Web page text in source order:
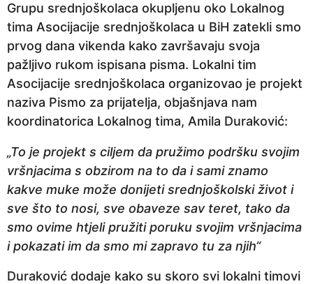
j
e
7
g
o
d
i
n
Grupu srednjoškolaca okupljenu oko Lokalnog
tima Asocijacije srednjoškolaca u BiH zatekli smo
prvog dana vikenda kako završavaju svoja
pažljivo rukom ispisana pisma. Lokalni tim
Asocijacije srednjoškolaca organizovao je projekt
naziva Pismo za prijatelja, objašnjava nam
koordinatorica Lokalnog tima, Amila Duraković:
„To je projekt s ciljem da pružimo podršku svojim
vršnjacima s obzirom na to da i sami znamo
kakve muke može donijeti srednjoškolski život i
sve što to nosi, sve obaveze sav teret, tako da
smo ovime htjeli pružiti poruku svojim vršnjacima
i pokazati im da smo mi zapravo tu za njih“
Duraković dodaje kako su skoro svi lokalni timovi